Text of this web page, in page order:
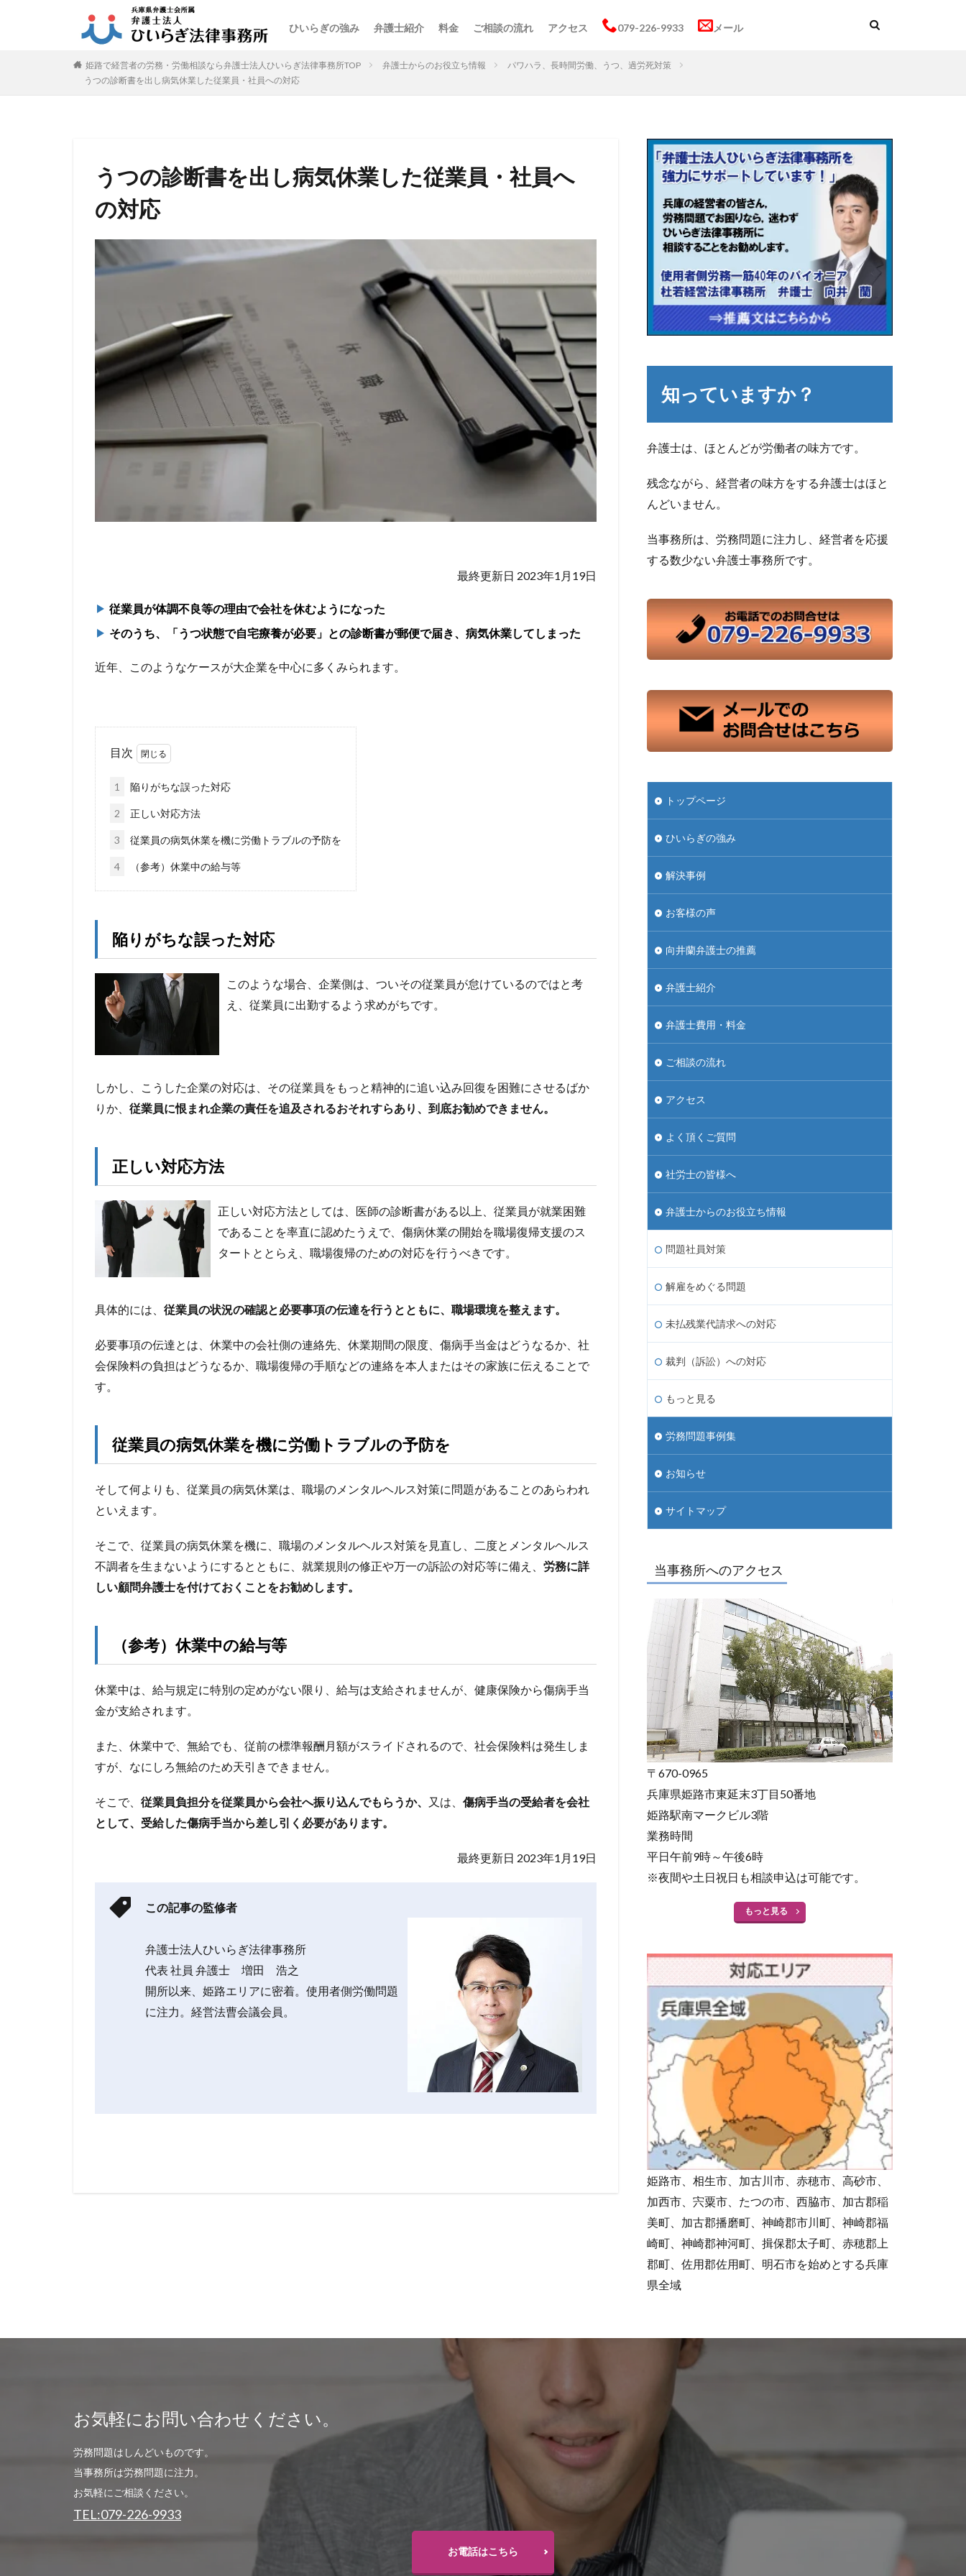
ひいらぎの強み 弁護士紹介 料金 ご相談の流れ アクセス 079-226-9933 メール
姫路で経営者の労務・労働相談なら弁護士法人ひいらぎ法律事務所TOP 弁護士からのお役立ち情報
パワハラ、長時間労働、うつ、過労死対策
うつの診断書を出し病気休業した従業員・社員への対応
うつの診断書を出し病気休業した従業員・社員へ
の対応
最終更新日 2023年1月19日
従業員が体調不良等の理由で会社を休むようになった
そのうち、「うつ状態で自宅療養が必要」との診断書が郵便で届き、病気休業してしまった
近年、このようなケースが大企業を中心に多くみられます。
目次
1 陥りがちな誤った対応
2 正しい対応方法
3 従業員の病気休業を機に労働トラブルの予防を
4 （参考）休業中の給与等
陥りがちな誤った対応
このような場合、企業側は、ついその従業員が怠けているのではと考
え、従業員に出勤するよう求めがちです。
しかし、こうした企業の対応は、その従業員をもっと精神的に追い込み回復を困難にさせるばか
りか、 従業員に恨まれ企業の責任を追及されるおそれすらあり、到底お勧めできません。
正しい対応方法
正しい対応方法としては、医師の診断書がある以上、従業員が就業困難
であることを率直に認めたうえで、傷病休業の開始を職場復帰支援のス
タートととらえ、職場復帰のための対応を行うべきです。
具体的には、 従業員の状況の確認と必要事項の伝達を行うとともに、職場環境を整えます。
必要事項の伝達とは、休業中の会社側の連絡先、休業期間の限度、傷病手当金はどうなるか、社
会保険料の負担はどうなるか、職場復帰の手順などの連絡を本人またはその家族に伝えることで
す。
従業員の病気休業を機に労働トラブルの予防を
そして何よりも、従業員の病気休業は、職場のメンタルヘルス対策に問題があることのあらわれ
といえます。
そこで、従業員の病気休業を機に、職場のメンタルヘルス対策を見直し、二度とメンタルヘルス
不調者を生まないようにするとともに、就業規則の修正や万一の訴訟の対応等に備え、 労務に詳
しい顧問弁護士を付けておくことをお勧めします。
（参考）休業中の給与等
休業中は、給与規定に特別の定めがない限り、給与は支給されませんが、健康保険から傷病手当
金が支給されます。
また、休業中で、無給でも、従前の標準報酬月額がスライドされるので、社会保険料は発生しま
すが、なにしろ無給のため天引きできません。
そこで、 従業員負担分を従業員から会社へ振り込んでもらうか、 又は、 傷病手当の受給者を会社
として、受給した傷病手当から差し引く必要があります。
最終更新日 2023年1月19日
この記事の監修者
弁護士法人ひいらぎ法律事務所
代表 社員 弁護士 増田 浩之
開所以来、姫路エリアに密着。使用者側労働問題
に注力。経営法曹会議会員。
知っていますか？
弁護士は、ほとんどが労働者の味方です。
残念ながら、経営者の味方をする弁護士はほと
んどいません。
当事務所は、労務問題に注力し、経営者を応援
する数少ない弁護士事務所です。
トップページ
ひいらぎの強み
解決事例
お客様の声
向井蘭弁護士の推薦
弁護士紹介
弁護士費用・料金
ご相談の流れ
アクセス
よく頂くご質問
社労士の皆様へ
弁護士からのお役立ち情報
問題社員対策
解雇をめぐる問題
未払残業代請求への対応
裁判（訴訟）への対応
もっと見る
労務問題事例集
お知らせ
サイトマップ
当事務所へのアクセス
〒670-0965
兵庫県姫路市東延末3丁目50番地
姫路駅南マークビル3階
業務時間
平日午前9時～午後6時
※夜間や土日祝日も相談申込は可能です。
もっと見る
姫路市、相生市、加古川市、赤穂市、高砂市、
加西市、宍粟市、たつの市、西脇市、加古郡稲
美町、加古郡播磨町、神崎郡市川町、神崎郡福
崎町、神崎郡神河町、揖保郡太子町、赤穂郡上
郡町、佐用郡佐用町、明石市を始めとする兵庫
県全域
お気軽にお問い合わせください。
労務問題はしんどいものです。
当事務所は労務問題に注力。
お気軽にご相談ください。
TEL:079-226-9933
お電話はこちら